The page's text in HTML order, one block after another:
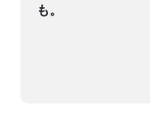
も。